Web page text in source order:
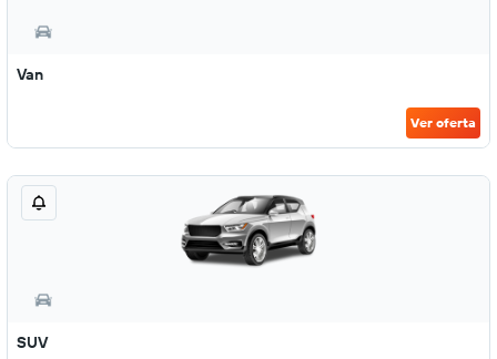
Van
Ver oferta
SUV